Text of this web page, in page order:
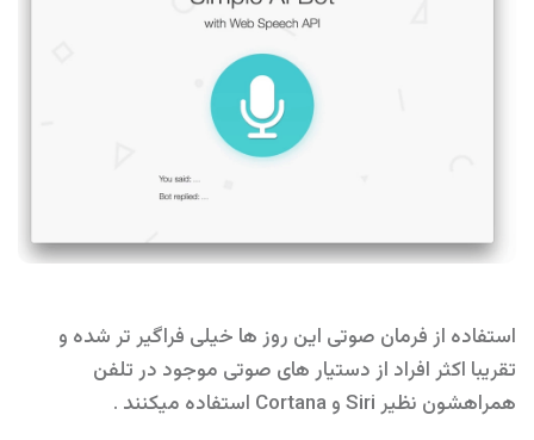
استفاده از فرمان صوتی این روز ها خیلی فراگیر تر شده و
تقریبا اکثر افراد از دستیار های صوتی موجود در تلفن
همراهشون نظیر Siri و Cortana استفاده میکنند .